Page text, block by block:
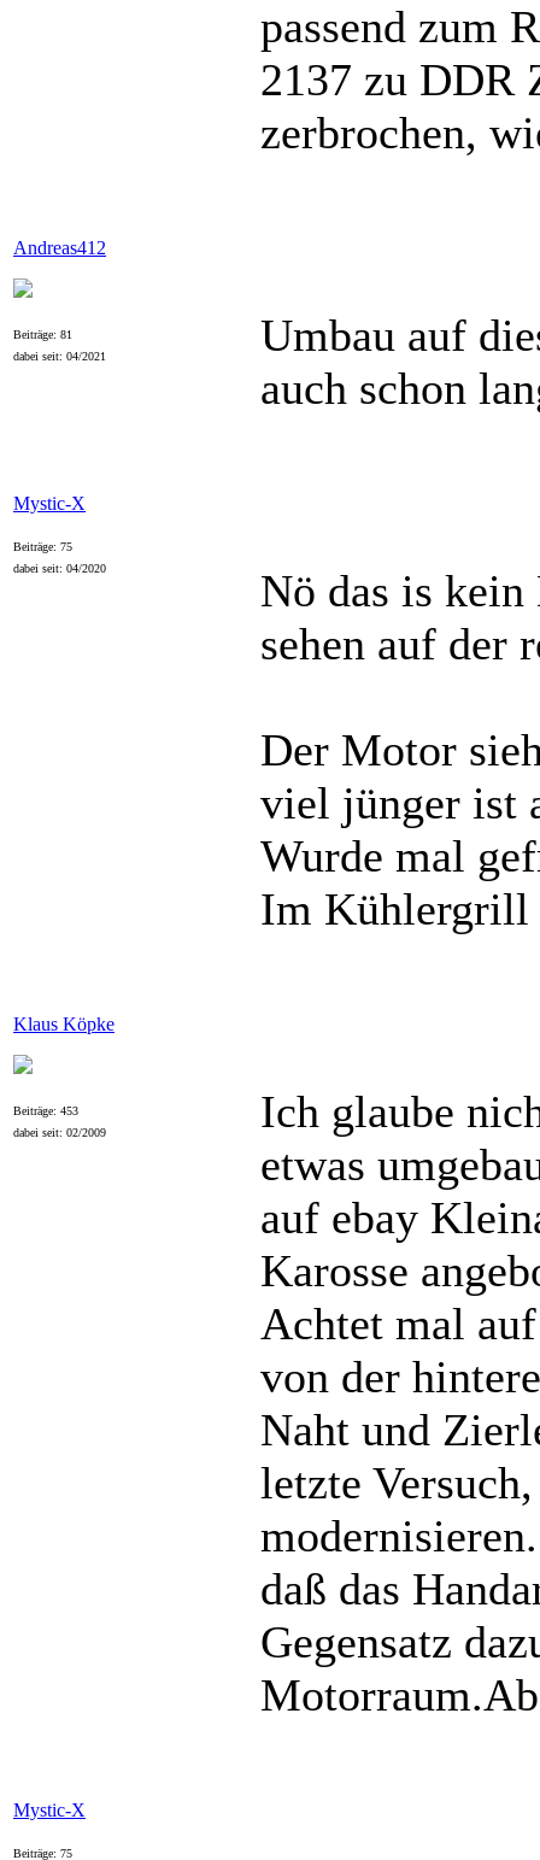
passend zum
2137 zu DDR
zerbrochen,
Andreas412
Beiträge: 81
dabei seit: 04/2021
Umbau auf
auch schon
Mystic-X
Beiträge: 75
dabei seit: 04/2020
Nö das is kein
sehen auf der
Der Motor
viel jünger ist
Wurde mal
Im Kühlergrill
Klaus Köpke
Beiträge: 453
dabei seit: 02/2009
Ich glaube
etwas
auf ebay
Karosse
Achtet mal
von der
Naht und
letzte
daß das
Gegensatz
Mystic-X
Beiträge: 75